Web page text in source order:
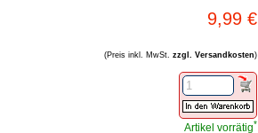
9,99 €
(Preis inkl. MwSt. zzgl. Versandkosten)
Artikel vorrätig*